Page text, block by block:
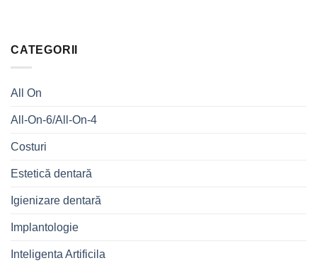
CATEGORII
All On
All-On-6/All-On-4
Costuri
Estetică dentară
Igienizare dentară
Implantologie
Inteligenta Artificila